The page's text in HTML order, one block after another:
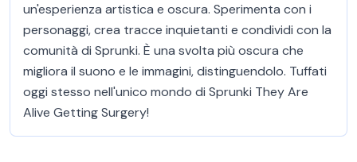
un'esperienza artistica e oscura. Sperimenta con i
personaggi, crea tracce inquietanti e condividi con la
comunità di Sprunki. È una svolta più oscura che
migliora il suono e le immagini, distinguendolo. Tuffati
oggi stesso nell'unico mondo di Sprunki They Are
Alive Getting Surgery!